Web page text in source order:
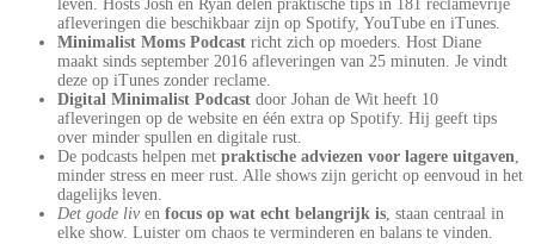
leven. Hosts Josh en Ryan delen praktische tips in 181 reclamevrije
afleveringen die beschikbaar zijn op Spotify, YouTube en iTunes.
Minimalist Moms Podcast richt zich op moeders. Host Diane
maakt sinds september 2016 afleveringen van 25 minuten. Je vindt
deze op iTunes zonder reclame.
Digital Minimalist Podcast door Johan de Wit heeft 10
afleveringen op de website en één extra op Spotify. Hij geeft tips
over minder spullen en digitale rust.
De podcasts helpen met praktische adviezen voor lagere uitgaven,
minder stress en meer rust. Alle shows zijn gericht op eenvoud in het
dagelijks leven.
Det gode liv en focus op wat echt belangrijk is, staan centraal in
elke show. Luister om chaos te verminderen en balans te vinden.